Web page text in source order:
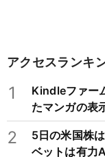
アクセスランキ
1
Kindleファー
たマンガの表
2
5日の米国株
ベットは有力